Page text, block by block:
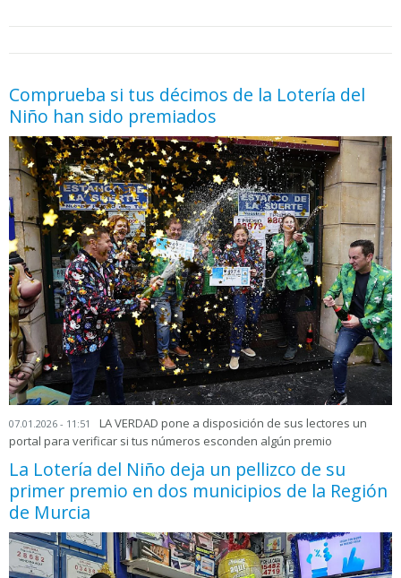
Comprueba si tus décimos de la Lotería del
Niño han sido premiados
07.01.2026 - 11:51
LA VERDAD pone a disposición de sus lectores un
portal para verificar si tus números esconden algún premio
La Lotería del Niño deja un pellizco de su
primer premio en dos municipios de la Región
de Murcia